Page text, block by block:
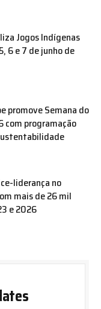
Jogos Indígenas
6 e 7 de junho de
promove Semana do
com programação
liderança no
mais de 26 mil
e 2026